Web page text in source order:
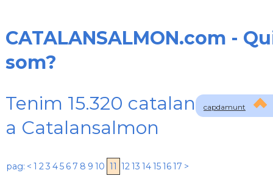
capdamunt
CATALANSALMON.com -
som?
Tenim 15.320 catalans
a Catalansalmon
pag: < 1 23 45 6 7 8 9 10 11 1213 14151617 >